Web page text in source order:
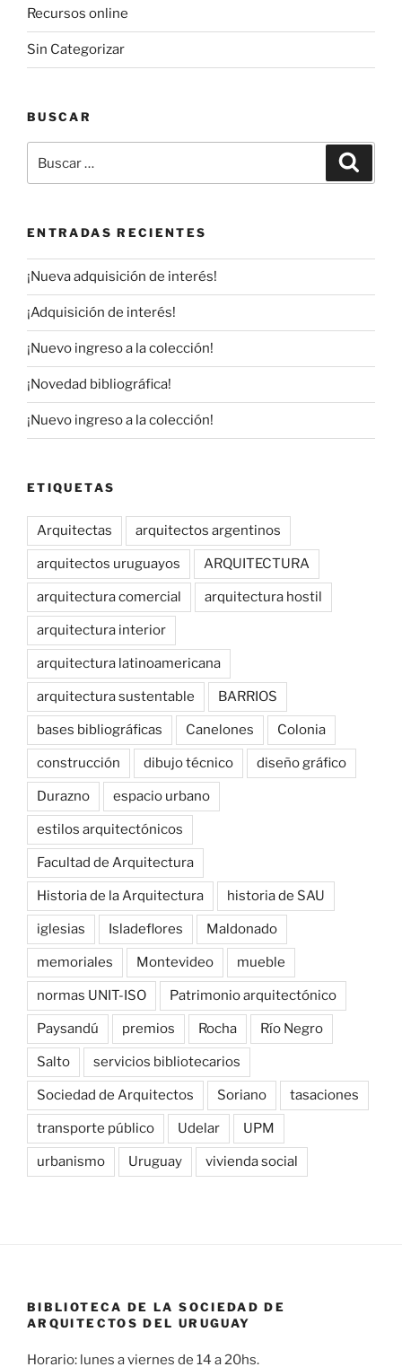
Recursos online
Sin Categorizar
BUSCAR
por:
ENTRADAS RECIENTES
¡Nueva adquisición de interés!
¡Adquisición de interés!
¡Nuevo ingreso a la colección!
¡Novedad bibliográfica!
¡Nuevo ingreso a la colección!
ETIQUETAS
Arquitectas arquitectos argentinos
arquitectos uruguayos ARQUITECTURA
arquitectura comercial arquitectura hostil
arquitectura interior
arquitectura latinoamericana
arquitectura sustentable BARRIOS
bases bibliográficas Canelones Colonia
construcción dibujo técnico diseño gráfico
Durazno espacio urbano
estilos arquitectónicos
Facultad de Arquitectura
Historia de la Arquitectura historia de SAU
iglesias Isladeflores Maldonado
memoriales Montevideo mueble
normas UNIT-ISO Patrimonio arquitectónico
Paysandú premios Rocha Río Negro
Salto servicios bibliotecarios
Sociedad de Arquitectos Soriano tasaciones
transporte público Udelar UPM
urbanismo Uruguay vivienda social
BIBLIOTECA DE LA SOCIEDAD DE
ARQUITECTOS DEL URUGUAY
Horario: lunes a viernes de 14 a 20hs.